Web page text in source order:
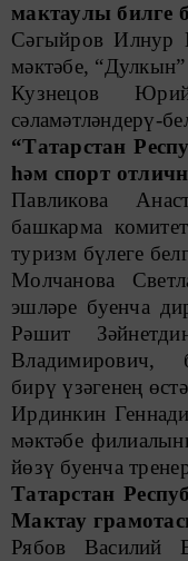
мактаулы билге
Сәгыйров Илнур
мәктәбе,
Кузнецов
сәламәтләндерү-
“Татарстан
һәм спорт
Павликова
башкарма
туризм бүлеге
Молчанова
эшләре буенча
Рәшит
Владимирович,
бирү үзәгенең
Ирдинкин
мәктәбе
йөзү буенча
Татарстан
Мактау
Рябов Василий